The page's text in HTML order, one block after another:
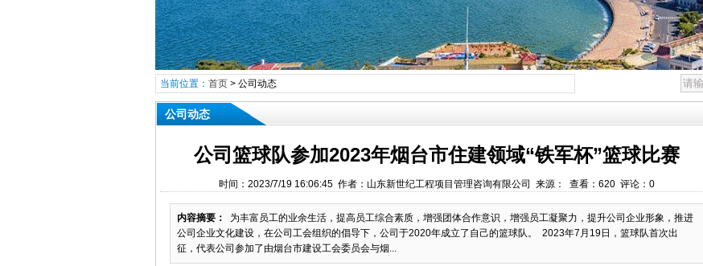
当前位置： 首页> 公司动态
公司动态
公司篮球队参加2023年烟台市住建领域“铁军杯”篮球比赛
时间：2023/7/19 16:06:45 作者：山东新世纪工程项目管理咨询有限公司 来源： 查看：620 评论：0
内容摘要：
为丰富员工的业余生活，提高员工综合素质，增强团体合作意识，增强员工凝聚力，提升公司企业形象，推进
公司企业文化建设，在公司工会组织的倡导下，公司于2020年成立了自己的篮球队。 2023年7月19日，篮球队首次出
征，代表公司参加了由烟台市建设工会委员会与烟...